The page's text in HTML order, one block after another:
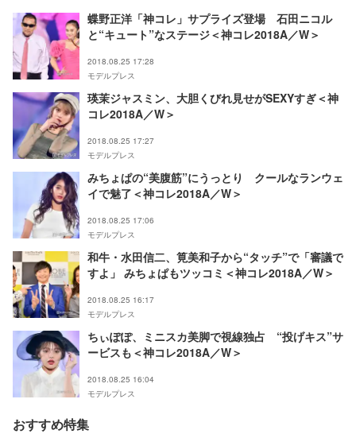
蝶野正洋「神コレ」サプライズ登場 石田ニコル
と“キュート”なステージ＜神コレ2018A／W＞
2018.08.25 17:28
モデルプレス
瑛茉ジャスミン、大胆くびれ見せがSEXYすぎ＜神
コレ2018A／W＞
2018.08.25 17:27
モデルプレス
みちょぱの“美腹筋”にうっとり クールなランウェ
イで魅了＜神コレ2018A／W＞
2018.08.25 17:06
モデルプレス
和牛・水田信二、筧美和子から“タッチ”で「審議で
すよ」 みちょぱもツッコミ＜神コレ2018A／W＞
2018.08.25 16:17
モデルプレス
ちぃぽぽ、ミニスカ美脚で視線独占 “投げキス”サ
ービスも＜神コレ2018A／W＞
2018.08.25 16:04
モデルプレス
おすすめ特集